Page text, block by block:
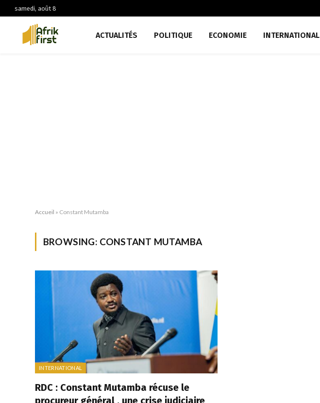
samedi, août 8
ACTUALITÉS POLITIQUE ECONOMIE INTERNATIONAL
Accueil » Constant Mutamba
BROWSING: CONSTANT MUTAMBA
INTERNATIONAL
RDC : Constant Mutamba récuse le
procureur général , une crise judiciaire